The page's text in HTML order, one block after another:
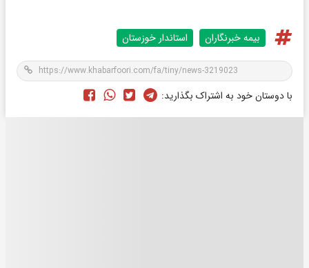
بیمه خبرنگاران استاندار خوزستان
با دوستان خود به اشتراک بگذارید: